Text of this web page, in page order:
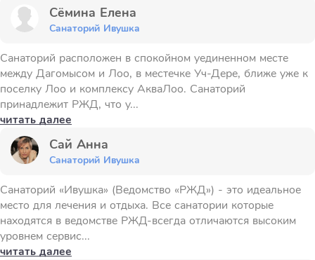
Сёмина Елена
Санаторий Ивушка
Санаторий расположен в спокойном уединенном месте
между Дагомысом и Лоо, в местечке Уч-Дере, ближе уже к
поселку Лоо и комплексу АкваЛоо. Санаторий
принадлежит РЖД, что у...
читать далее
Сай Анна
Санаторий Ивушка
Санаторий «Ивушка» (Ведомство «РЖД») - это идеальное
место для лечения и отдыха. Все санатории которые
находятся в ведомстве РЖД-всегда отличаются высоким
уровнем сервис...
читать далее